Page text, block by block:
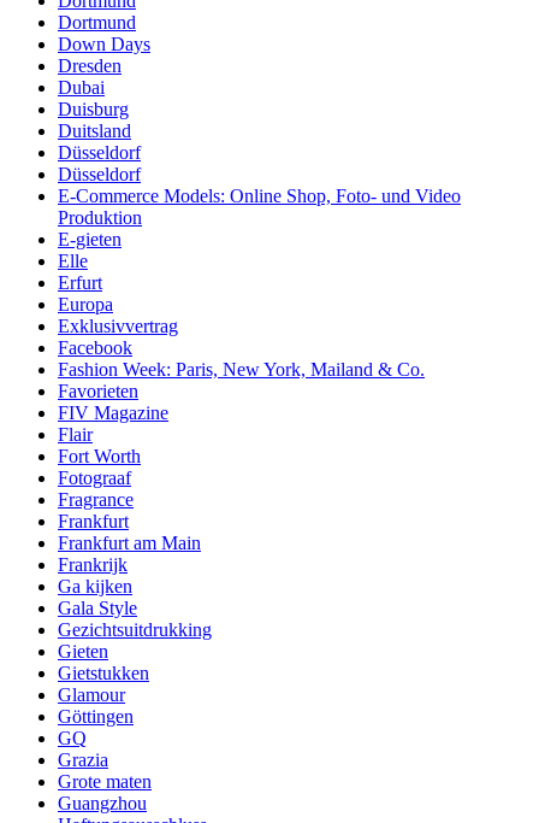
Dortmund
Down Days
Dresden
Dubai
Duisburg
Duitsland
Düsseldorf
Düsseldorf
E-Commerce Models: Online Shop, Foto- und Video
Produktion
E-gieten
Elle
Erfurt
Europa
Exklusivvertrag
Facebook
Fashion Week: Paris, New York, Mailand & Co.
Favorieten
FIV Magazine
Flair
Fort Worth
Fotograaf
Fragrance
Frankfurt
Frankfurt am Main
Frankrijk
Ga kijken
Gala Style
Gezichtsuitdrukking
Gieten
Gietstukken
Glamour
Göttingen
GQ
Grazia
Grote maten
Guangzhou